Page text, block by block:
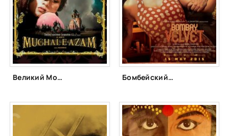
Великий Могол (1960) Бомбейский бархат (2015)